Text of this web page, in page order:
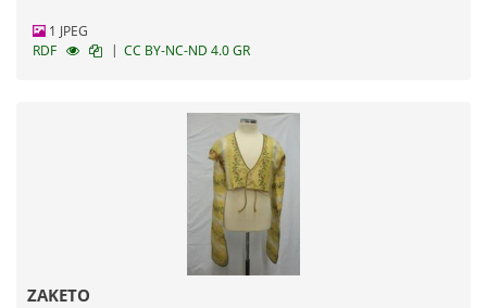
1 JPEG
RDF
| CC BY-NC-ND 4.0 GR
ΖΑΚΕΤΟ